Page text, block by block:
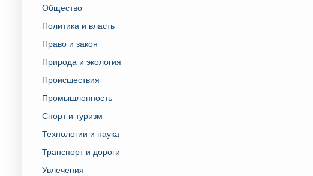
Общество
Политика и власть
Право и закон
Природа и экология
Происшествия
Промышленность
Спорт и туризм
Технологии и наука
Транспорт и дороги
Увлечения